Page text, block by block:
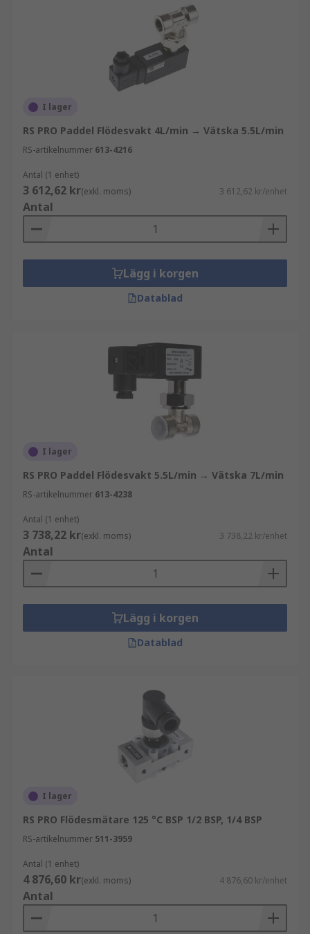
I lager
RS PRO Paddel Flödesvakt 4L/min → Vätska 5.5L/min
RS-artikelnummer 613-4216
Antal (1 enhet)
3 612,62 kr(exkl. moms) 3 612,62 kr/enhet
Antal
Lägg i korgen
Datablad
I lager
RS PRO Paddel Flödesvakt 5.5L/min → Vätska 7L/min
RS-artikelnummer 613-4238
Antal (1 enhet)
3 738,22 kr(exkl. moms) 3 738,22 kr/enhet
Antal
Lägg i korgen
Datablad
I lager
RS PRO Flödesmätare 125 °C BSP 1/2 BSP, 1/4 BSP
RS-artikelnummer 511-3959
Antal (1 enhet)
4 876,60 kr(exkl. moms) 4 876,60 kr/enhet
Antal